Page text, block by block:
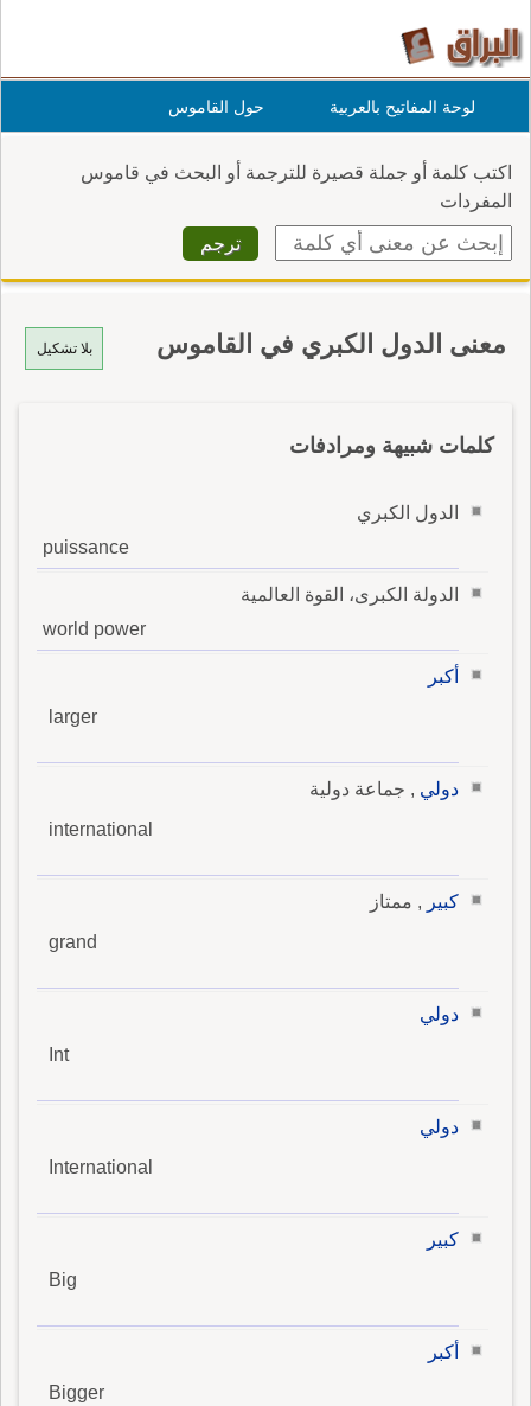
لوحة المفاتيح بالعربية حول القاموس
اكتب كلمة أو جملة قصيرة للترجمة أو البحث في قاموس
المفردات
بلا تشكيل معنى الدول الكبري في القاموس
كلمات شبيهة ومرادفات
الدول الكبري
puissance
الدولة الكبرى، القوة العالمية
world power
أكبر
larger
دولي , جماعة دولية
international
كبير , ممتاز
grand
دولي
Int
دولي
International
كبير
Big
أكبر
Bigger